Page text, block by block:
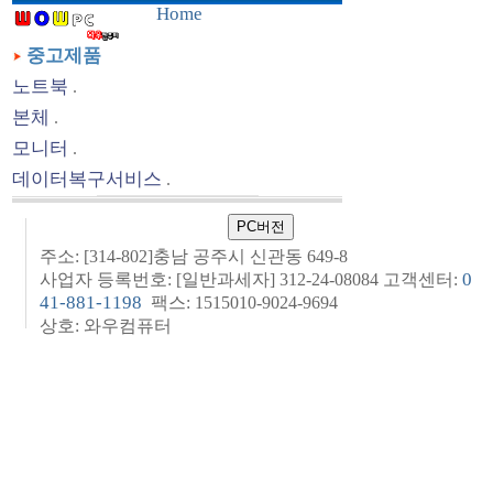
Home
중고제품
노트북 .
본체 .
모니터 .
데이터복구서비스 .
주소: [314-802]충남 공주시 신관동 649-8
사업자 등록번호: [일반과세자] 312-24-08084 고객센터: 0
41-881-1198 팩스: 1515010-9024-9694
상호: 와우컴퓨터